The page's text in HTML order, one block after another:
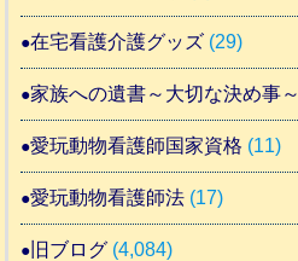
在宅看護介護グッズ (29)
家族への遺書～大切な決め事～
愛玩動物看護師国家資格 (11)
愛玩動物看護師法 (17)
旧ブログ (4,084)